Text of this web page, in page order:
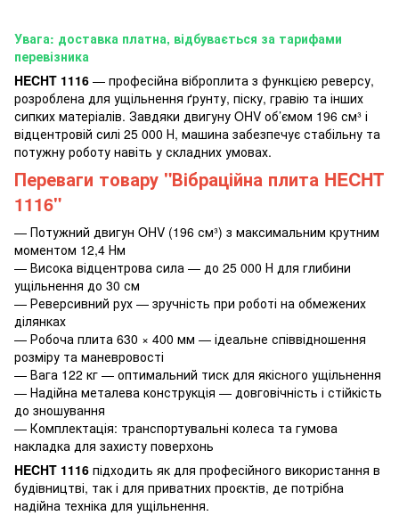
Увага: доставка платна, відбувається за тарифами
перевізника
HECHT 1116 — професійна віброплита з функцією реверсу,
розроблена для ущільнення ґрунту, піску, гравію та інших
сипких матеріалів. Завдяки двигуну OHV об’ємом 196 см³ і
відцентровій силі 25 000 Н, машина забезпечує стабільну та
потужну роботу навіть у складних умовах.
Переваги товару "Вібраційна плита HECHT
1116"
— Потужний двигун OHV (196 см³) з максимальним крутним
моментом 12,4 Нм
— Висока відцентрова сила — до 25 000 Н для глибини
ущільнення до 30 см
— Реверсивний рух — зручність при роботі на обмежених
ділянках
— Робоча плита 630 × 400 мм — ідеальне співвідношення
розміру та маневровості
— Вага 122 кг — оптимальний тиск для якісного ущільнення
— Надійна металева конструкція — довговічність і стійкість
до зношування
— Комплектація: транспортувальні колеса та гумова
накладка для захисту поверхонь
HECHT 1116 підходить як для професійного використання в
будівництві, так і для приватних проєктів, де потрібна
надійна техніка для ущільнення.